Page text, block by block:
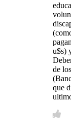
u$s)
de
que